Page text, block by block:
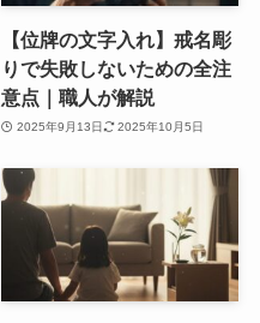
【位牌の文字入れ】戒名彫
りで失敗しないための全注
意点｜職人が解説
2025年9月13日 2025年10月5日